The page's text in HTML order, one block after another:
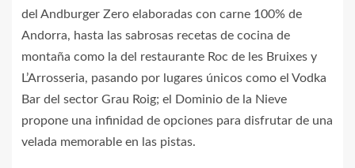
del Andburger Zero elaboradas con carne 100% de
Andorra, hasta las sabrosas recetas de cocina de
montaña como la del restaurante Roc de les Bruixes y
L’Arrosseria, pasando por lugares únicos como el Vodka
Bar del sector Grau Roig; el Dominio de la Nieve
propone una infinidad de opciones para disfrutar de una
velada memorable en las pistas.